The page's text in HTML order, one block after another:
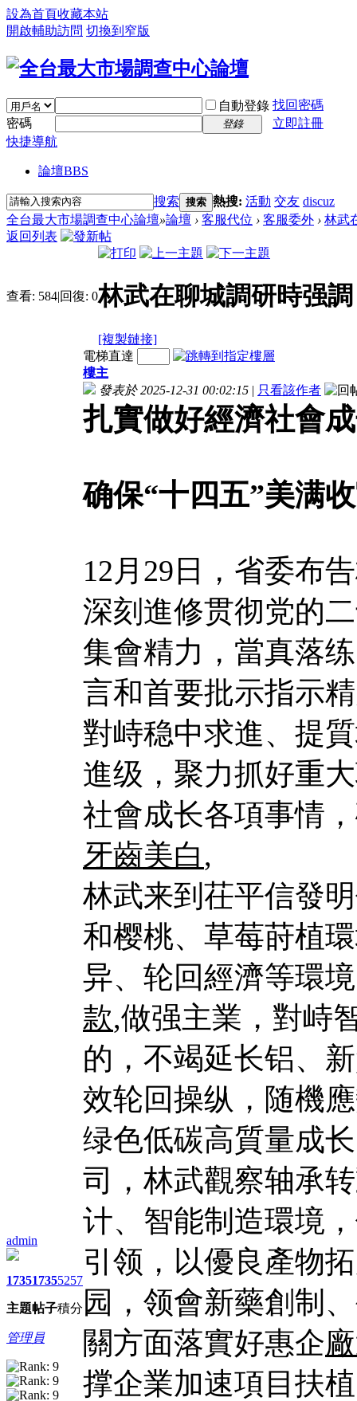
設為首頁收藏本站
開啟輔助訪問 切換到窄版
自動登錄 找回密碼
密碼
登錄
立即註冊
快捷導航
論壇BBS
搜索 搜索 熱搜: 活動 交友 discuz
全台最大市場調查中心論壇»論壇 › 客服代位 › 客服委外 › 林武
返回列表
查看: 584|回復: 0林武在聊城調研時强調
[複製鏈接]
admin
1735
主題
1735
帖子
5257
積分
管理員
電梯直達
樓主
發表於 2025-12-31 00:02:15 | 只看該作者
扎實做好經濟社會
确保“十四五”美满
12月29日，省委布
深刻進修贯彻党的
集會精力，當真落
言和首要批示指示
對峙稳中求進、提
進级，聚力抓好重
社會成长各項事情
牙齒美白,
林武来到茌平信發
和樱桃、草莓莳植
异、轮回經濟等環
款,做强主業，對峙
的，不竭延长铝、
效轮回操纵，随機
绿色低碳高質量成
司，林武觀察轴承
计、智能制造環境
引领，以優良產物
园，领會新藥創制
關方面落實好惠企
撑企業加速項目扶